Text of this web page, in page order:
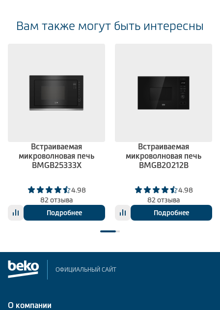
Вам также могут быть интересны
Встраиваемая
микроволновая печь
BMGB25333X
4.98
82 отзыва
Подробнее
Встраиваемая
микроволновая печь
BMGB20212B
4.98
82 отзыва
Подробнее
ОФИЦИАЛЬНЫЙ САЙТ
О компании